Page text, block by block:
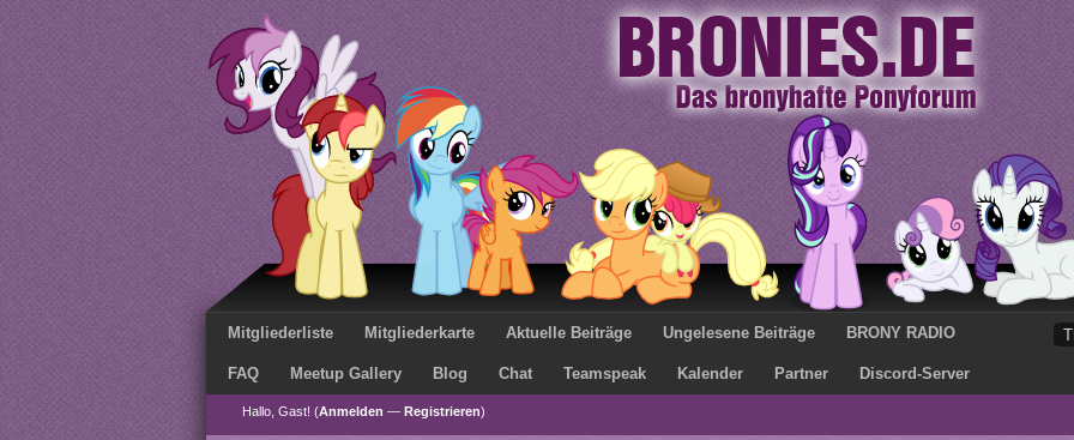
Mitgliederliste Mitgliederkarte Aktuelle Beiträge Ungelesene Beiträge BRONY RADIO
FAQ Meetup Gallery Blog Chat Teamspeak Kalender Partner Discord-Server
Hallo, Gast! (Anmelden — Registrieren)